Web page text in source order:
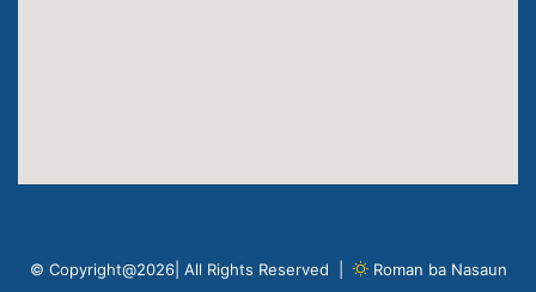
© Copyright@2026| All Rights Reserved | Roman ba Nasaun